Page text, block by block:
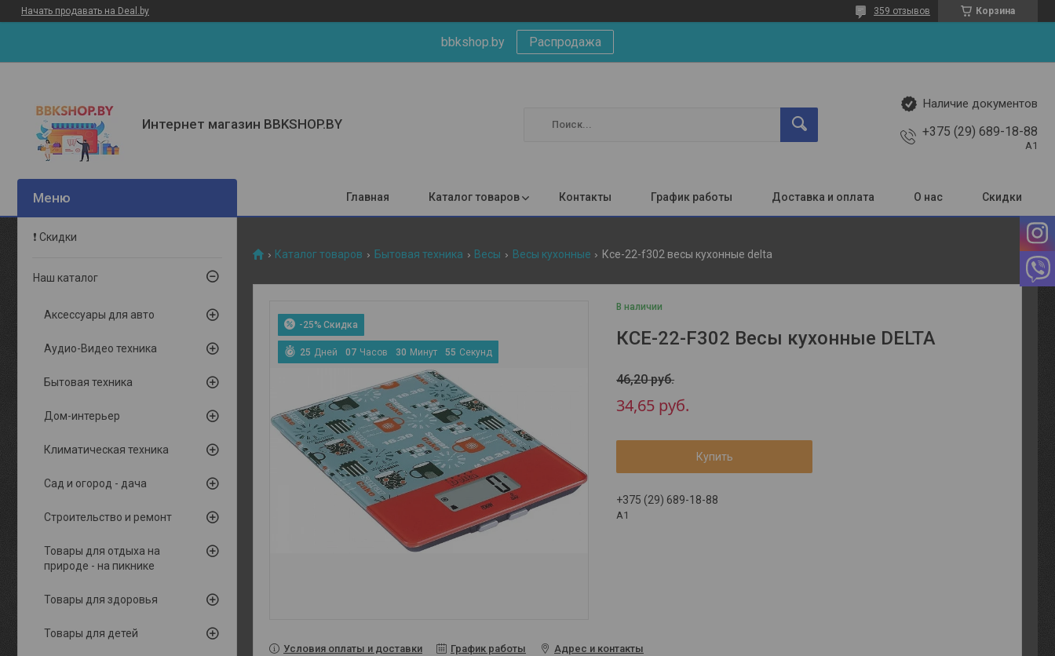
Начать продавать на Deal.by Корзина
359 отзывов
bbkshop.by Распродажа
Интернет магазин BBKSHOP.BY
Наличие документов
+375 (29) 689-18-88
A1
Главная Каталог товаров Контакты График работы Доставка и оплата О нас Скидки
Каталог товаров Бытовая техника Весы Весы кухонные Ксе-22-f302 весы кухонные delta
-25%
25 Дней 07 Часов 30 Минут 55 Секунд
В наличии
КСЕ-22-F302 Весы кухонные DELTA
46,20руб.
34,65 руб.
Купить
+375 (29) 689-18-88
A1
Условия оплаты и доставки График работы Адрес и контакты
❗ Скидки
Наш каталог
Аксессуары для авто
Аудио-Видео техника
Бытовая техника
Дом-интерьер
Климатическая техника
Сад и огород - дача
Строительство и ремонт
Товары для отдыха на
природе - на пикнике
Товары для здоровья
Товары для детей